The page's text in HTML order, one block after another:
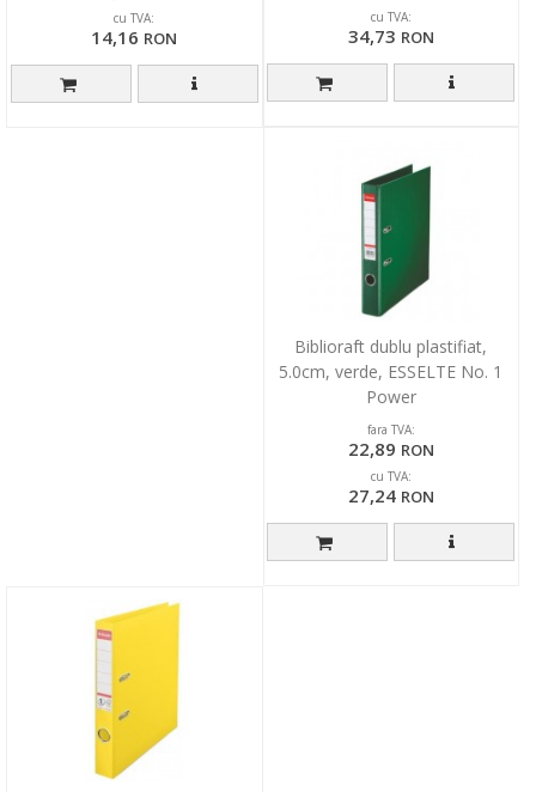
cu TVA:
14,16 RON
cu TVA:
34,73 RON
Biblioraft dublu plastifiat,
5.0cm, verde, ESSELTE No. 1
Power
fara TVA:
22,89 RON
cu TVA:
27,24 RON